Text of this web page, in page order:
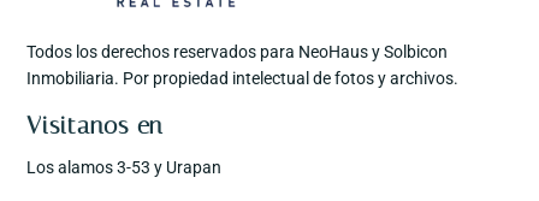
Todos los derechos reservados para NeoHaus y Solbicon
Inmobiliaria. Por propiedad intelectual de fotos y archivos.
Visitanos en
Los alamos 3-53 y Urapan